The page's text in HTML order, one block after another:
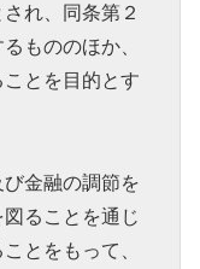
れ、同条第２
もののほか、
ことを目的とす
金融の調節を
ることを通じ
とをもって、